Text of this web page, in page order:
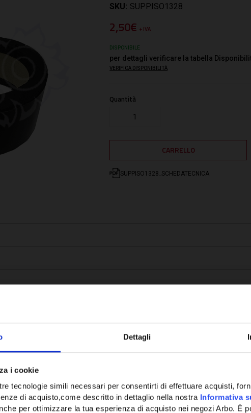
Dettagli
i cookie
tecnologie simili necessari per consentirti di effettuare acquisti,
di acquisto,come descritto in dettaglio nella nostra Informativa
per ottimizzare la tua esperienza di acquisto nei negozi Arbo. É
SKU: SUPPISO1328
2,50€+ IVA
DISPONIBILE
per dettagli verificare la tabella
VERIFICA DISPONIBILITÀ
Quantità
SUPPISO1328_SCHEDATECNICA